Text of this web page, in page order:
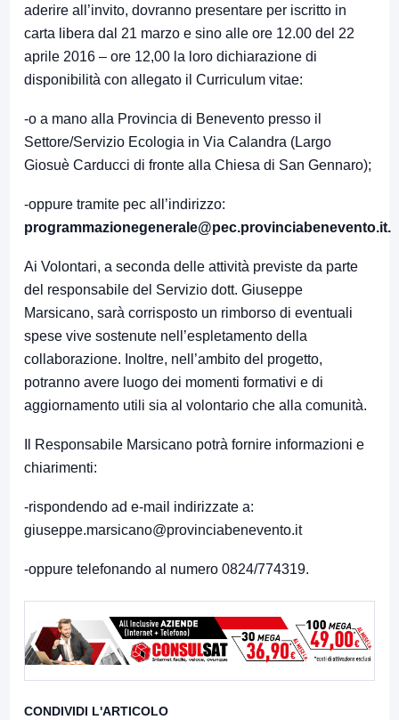
aderire all’invito, dovranno presentare per iscritto in
carta libera dal 21 marzo e sino alle ore 12.00 del 22
aprile 2016 – ore 12,00 la loro dichiarazione di
disponibilità con allegato il Curriculum vitae:
-o a mano alla Provincia di Benevento presso il
Settore/Servizio Ecologia in Via Calandra (Largo
Giosuè Carducci di fronte alla Chiesa di San Gennaro);
-oppure tramite pec all’indirizzo:
programmazionegenerale@pec.provinciabenevento.it.
Ai Volontari, a seconda delle attività previste da parte
del responsabile del Servizio dott. Giuseppe
Marsicano, sarà corrisposto un rimborso di eventuali
spese vive sostenute nell’espletamento della
collaborazione. Inoltre, nell’ambito del progetto,
potranno avere luogo dei momenti formativi e di
aggiornamento utili sia al volontario che alla comunità.
Il Responsabile Marsicano potrà fornire informazioni e
chiarimenti:
-rispondendo ad e-mail indirizzate a:
giuseppe.marsicano@provinciabenevento.it
-oppure telefonando al numero 0824/774319.
CONDIVIDI L'ARTICOLO